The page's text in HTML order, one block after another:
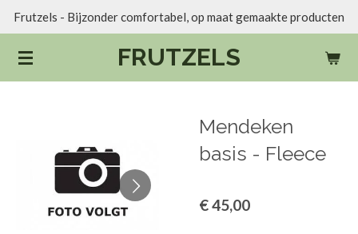
Ga
naar
de
FRUTZELS
Frutzels - Bijzonder comfortabel, op maat gemaakte producten
Mendeken
basis - Fleece
€ 45,00